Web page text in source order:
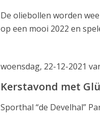
De oliebollen worden
op een mooi 2022 en
woensdag, 22-12-2021
Kerstavond met
Sporthal “de Develhal”